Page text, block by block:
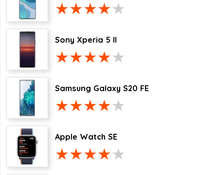
Sony Xperia 5 II
Samsung Galaxy S20 FE
Apple Watch SE